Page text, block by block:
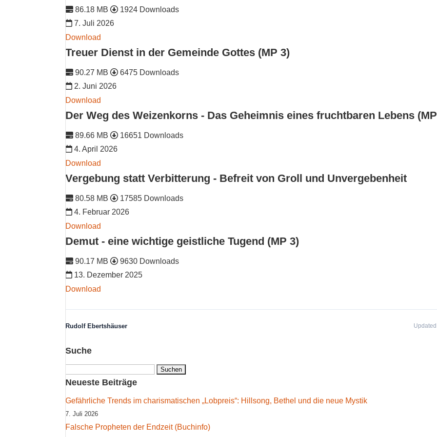
86.18 MB
1924 Downloads
7. Juli 2026
Download
Treuer Dienst in der Gemeinde Gottes (MP 3)
90.27 MB
6475 Downloads
2. Juni 2026
Download
Der Weg des Weizenkorns - Das Geheimnis eines fruchtbaren Lebens
89.66 MB
16651 Downloads
4. April 2026
Download
Vergebung statt Verbitterung - Befreit von Groll und Unvergebenheit
80.58 MB
17585 Downloads
4. Februar 2026
Download
Demut - eine wichtige geistliche Tugend (MP 3)
90.17 MB
9630 Downloads
13. Dezember 2025
Download
Rudolf Ebertshäuser
Suche
nach:
Neueste Beiträge
Gefährliche Trends im charismatischen „Lobpreis“: Hillsong, Bethel und die neue Mystik
7. Juli 2026
Falsche Propheten der Endzeit (Buchinfo)